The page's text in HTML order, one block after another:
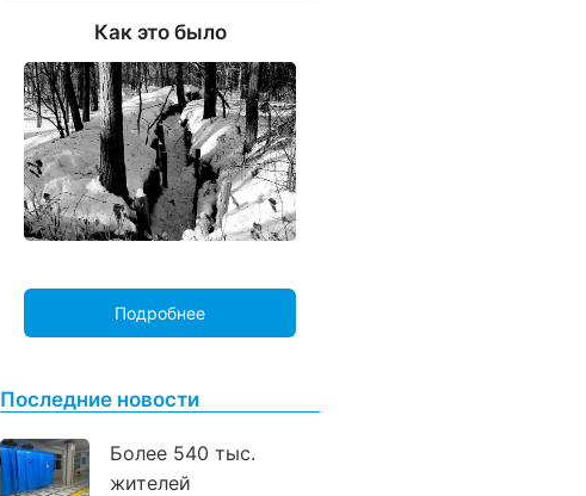
Как это было
Подробнее
Последние новости
Более 540 тыс.
жителей